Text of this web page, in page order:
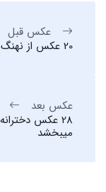
عکس قبل
20 عکس از نهنگ وحشتناک که شما را شگفت‌زده می‌کند
عکس بعد
28 عکس
میبخشد